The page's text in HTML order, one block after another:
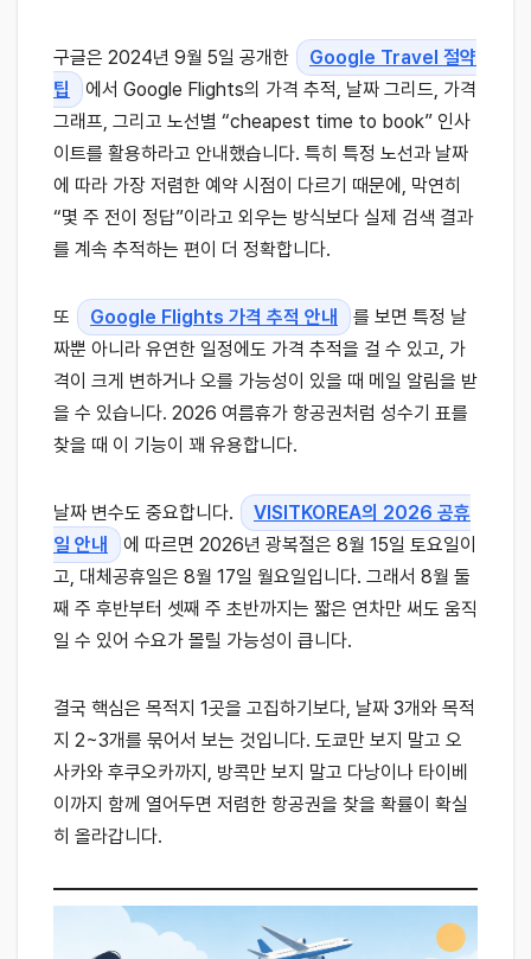
구글은 2024년 9월 5일 공개한
Google Travel 절약
팁
에서 Google Flights의 가격 추적, 날짜 그리드, 가격
그래프, 그리고 노선별 “cheapest time to book” 인사
이트를 활용하라고 안내했습니다. 특히 특정 노선과 날짜
에 따라 가장 저렴한 예약 시점이 다르기 때문에, 막연히
“몇 주 전이 정답”이라고 외우는 방식보다 실제 검색 결과
를 계속 추적하는 편이 더 정확합니다.
또 Google Flights 가격 추적 안내
를 보면 특정 날
짜뿐 아니라 유연한 일정에도 가격 추적을 걸 수 있고, 가
격이 크게 변하거나 오를 가능성이 있을 때 메일 알림을 받
을 수 있습니다. 2026 여름휴가 항공권처럼 성수기 표를
찾을 때 이 기능이 꽤 유용합니다.
날짜 변수도 중요합니다.
VISITKOREA의 2026 공휴
일 안내
에 따르면 2026년 광복절은 8월 15일 토요일이
고, 대체공휴일은 8월 17일 월요일입니다. 그래서 8월 둘
째 주 후반부터 셋째 주 초반까지는 짧은 연차만 써도 움직
일 수 있어 수요가 몰릴 가능성이 큽니다.
결국 핵심은 목적지 1곳을 고집하기보다, 날짜 3개와 목적
지 2~3개를 묶어서 보는 것입니다. 도쿄만 보지 말고 오
사카와 후쿠오카까지, 방콕만 보지 말고 다낭이나 타이베
이까지 함께 열어두면 저렴한 항공권을 찾을 확률이 확실
히 올라갑니다.